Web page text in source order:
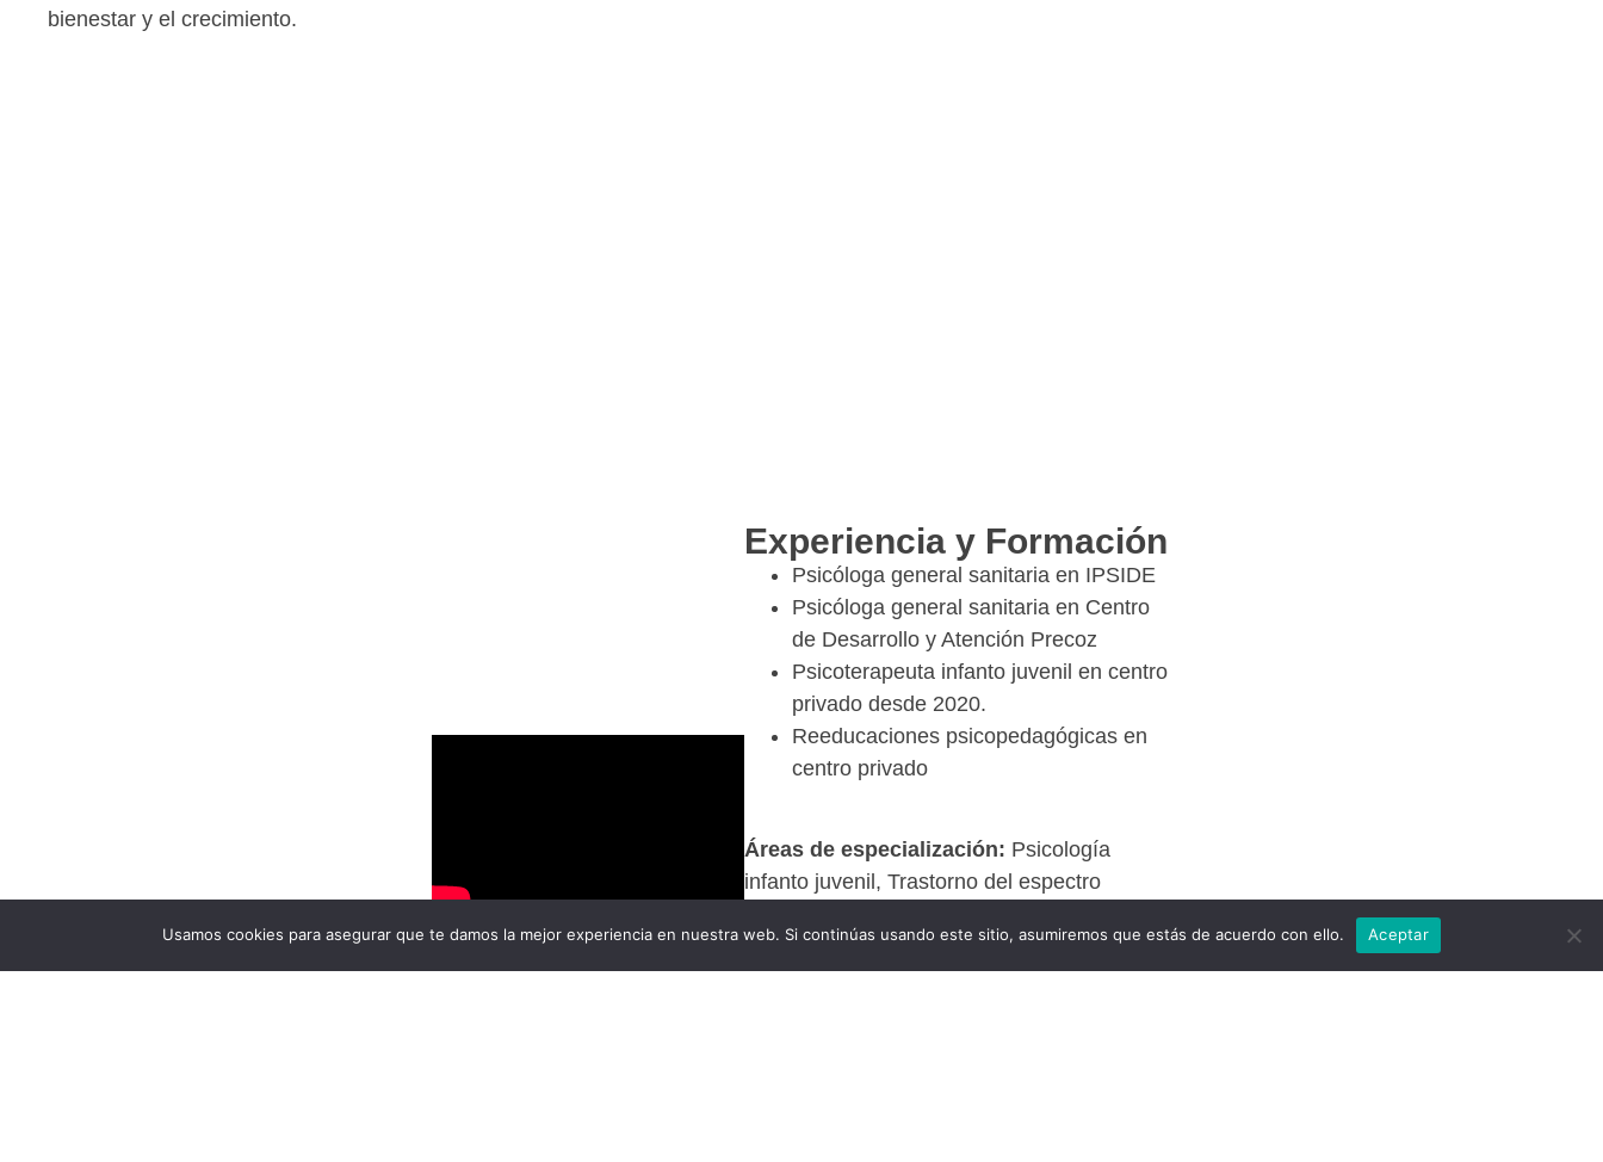
bienestar y el crecimiento.
Experiencia y Formación
Psicóloga general sanitaria en IPSIDE
Psicóloga general sanitaria en Centro
de Desarrollo y Atención Precoz
Psicoterapeuta infanto juvenil en centro
privado desde 2020.
Reeducaciones psicopedagógicas en
centro privado
Áreas de especialización: Psicología
infanto juvenil, Trastorno del espectro
Usamos cookies para asegurar que te damos la mejor experiencia en nuestra web. Si continúas usando este sitio, asumiremos que estás de acuerdo con ello. Aceptar